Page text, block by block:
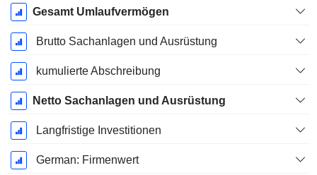
Gesamt Umlaufvermögen
Brutto Sachanlagen und Ausrüstung
kumulierte Abschreibung
Netto Sachanlagen und Ausrüstung
Langfristige Investitionen
German: Firmenwert